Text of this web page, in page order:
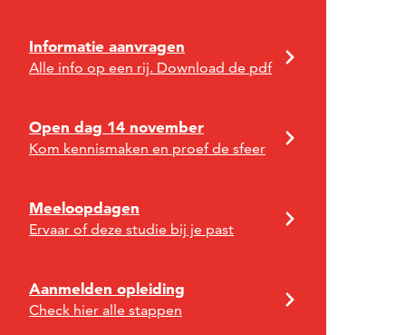
Informatie aanvragen
Alle info op een rij. Download de pdf
Open dag 14 november
Kom kennismaken en proef de sfeer
Meeloopdagen
Ervaar of deze studie bij je past
Aanmelden opleiding
Check hier alle stappen